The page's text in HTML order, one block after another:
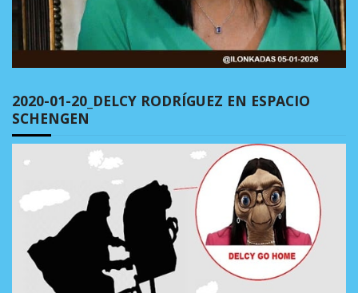
2020-01-20_DELCY RODRÍGUEZ EN ESPACIO
SCHENGEN